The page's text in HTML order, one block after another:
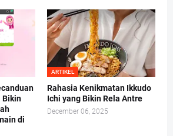
Bikin
di
ARTIKEL
Rahasia Kenikmatan Ikkudo
Ichi yang Bikin Rela Antre
December 06, 2025